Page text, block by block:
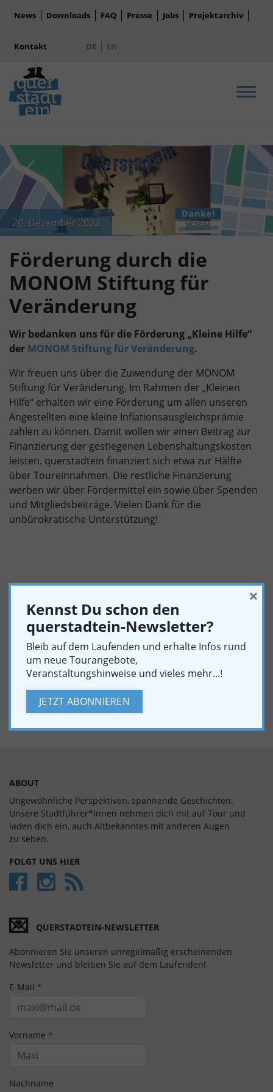
News Downloads FAQ Presse Jobs Projektarchiv
Kontakt DE EN
20. Dezember 2022
Förderung durch die
MONOM Stiftung für
Veränderung
Wir bedanken uns für die Förderung „Kleine Hilfe“
der MONOM Stiftung für Veränderung.
Wir freuen uns über die Zuwendung der MONOM
Stiftung für Veränderung. Im Rahmen der „Kleinen
Hilfe“ erhalten wir eine Förderung um allen unseren
Angestellten eine kleine Inflationsausgleichsprämie
zahlen zu können. Damit wollen wir einen Beitrag zur
Finanzierung der gestiegenen Lebenshaltungskosten
leisten. querstadtein finanziert sich etwa zur Hälfte
über Toureinnahmen. Die restliche Finanzierung
werben wir über Fördermittel ein sowie über Spenden
und Mitgliedsbeiträge. Vielen Dank für die
unbürokratische Unterstützung!
VORHERIGER ARTIKEL
ZURÜCK ZUR ÜBERSICHT
NÄCHSTER ARTIKEL
ABOUT
Ungewöhnliche Perspektiven, spannende Geschichten:
Unsere Stadtführer*innen nehmen dich mit auf Tour und
laden dich ein, auch Alt­bekan­ntes mit anderen Augen
zu sehen.
FOLGT UNS HIER
💌 QUERSTADTEIN-NEWSLETTER
Abonnieren Sie unseren unregelmäßig erscheinenden
Newsletter und bleiben Sie auf dem Laufenden!
E-Mail *
Vorname *
Nachname
Kennst Du schon den
querstadtein-Newsletter?
Bleib auf dem Laufenden und erhalte Infos rund
um neue Tourangebote,
Veranstaltungshinweise und vieles mehr...!
JETZT ABONNIEREN
×